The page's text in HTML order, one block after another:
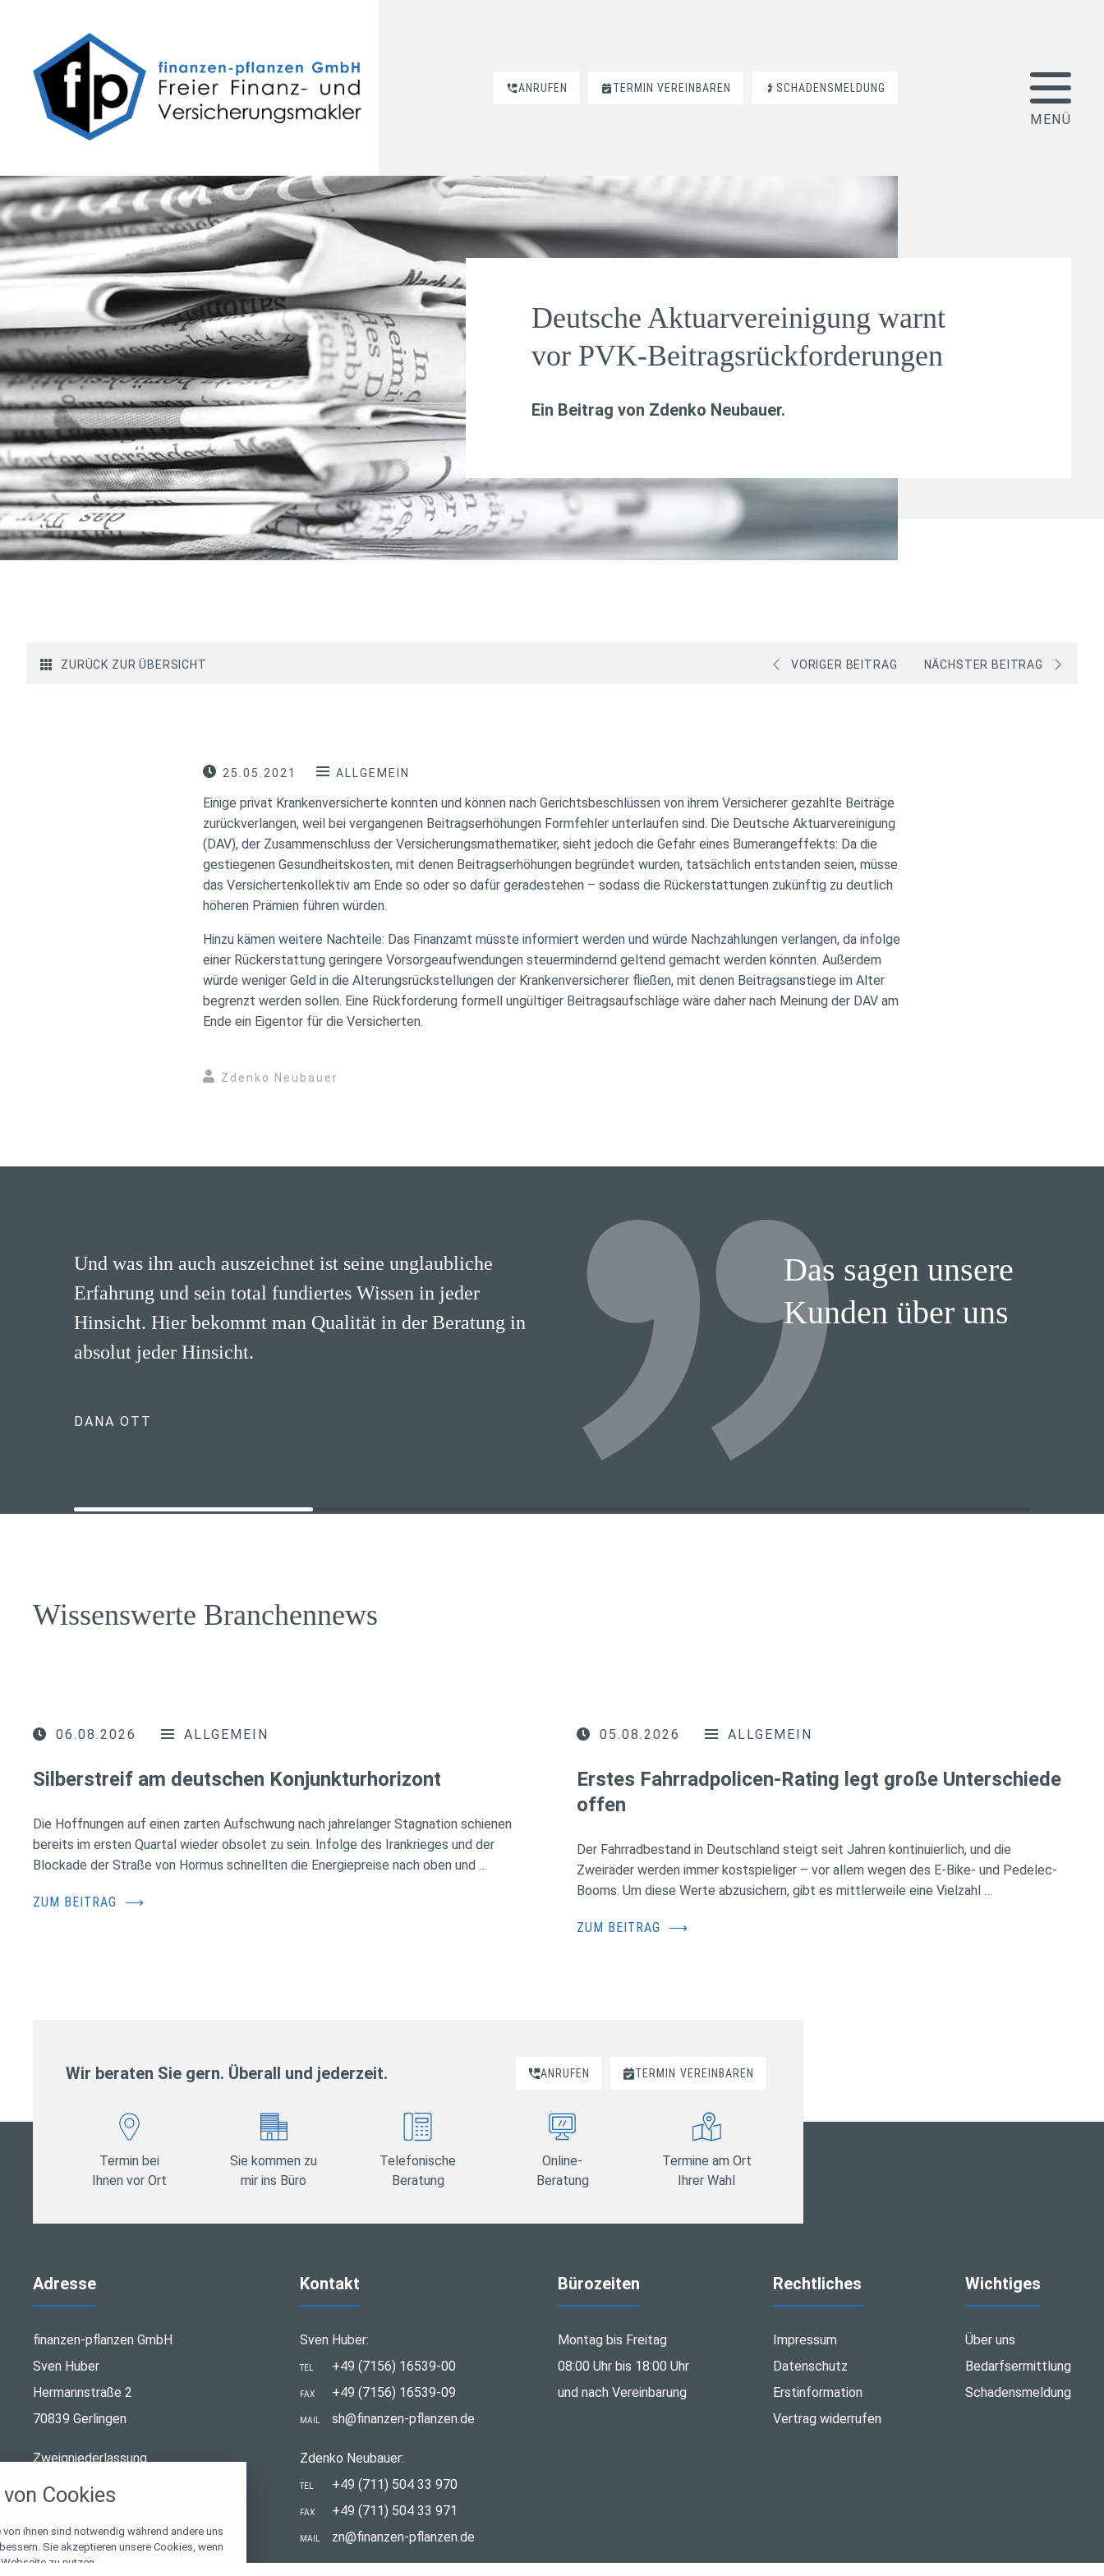
ANRUFEN TERMIN VEREINBAREN SCHADENSMELDUNG
Deutsche Aktuarvereinigung warnt
vor PVK-Beitragsrückforderungen
Ein Beitrag von Zdenko Neubauer.
ZURÜCK ZUR ÜBERSICHT VORIGER BEITRAG NÄCHSTER BEITRAG
25.05.2021 ALLGEMEIN
Einige privat Krankenversicherte konnten und können nach Gerichtsbeschlüssen von ihrem Versicherer gezahlte Beiträge
zurückverlangen, weil bei vergangenen Beitragserhöhungen Formfehler unterlaufen sind. Die Deutsche Aktuarvereinigung
(DAV), der Zusammenschluss der Versicherungsmathematiker, sieht jedoch die Gefahr eines Bumerangeffekts: Da die
gestiegenen Gesundheitskosten, mit denen Beitragserhöhungen begründet wurden, tatsächlich entstanden seien, müsse
das Versichertenkollektiv am Ende so oder so dafür geradestehen – sodass die Rückerstattungen zukünftig zu deutlich
höheren Prämien führen würden.
Hinzu kämen weitere Nachteile: Das Finanzamt müsste informiert werden und würde Nachzahlungen verlangen, da infolge
einer Rückerstattung geringere Vorsorgeaufwendungen steuermindernd geltend gemacht werden könnten. Außerdem
würde weniger Geld in die Alterungsrückstellungen der Krankenversicherer fließen, mit denen Beitragsanstiege im Alter
begrenzt werden sollen. Eine Rückforderung formell ungültiger Beitragsaufschläge wäre daher nach Meinung der DAV am
Ende ein Eigentor für die Versicherten.
Zdenko Neubauer
Das sagen unsere
Kunden über uns
Und was ihn auch auszeichnet ist seine unglaubliche
Erfahrung und sein total fundiertes Wissen in jeder
Hinsicht. Hier bekommt man Qualität in der Beratung in
absolut jeder Hinsicht.
DANA OTT
Wissenswerte Branchennews
06.08.2026 ALLGEMEIN
Silberstreif am deutschen Konjunkturhorizont
Die Hoffnungen auf einen zarten Aufschwung nach jahrelanger Stagnation schienen
bereits im ersten Quartal wieder obsolet zu sein. Infolge des Irankrieges und der
Blockade der Straße von Hormus schnellten die Energiepreise nach oben und …
ZUM BEITRAG ⟶
05.08.2026 ALLGEMEIN
Erstes Fahrradpolicen-Rating legt große Unterschiede
offen
Der Fahrradbestand in Deutschland steigt seit Jahren kontinuierlich, und die
Zweiräder werden immer kostspieliger – vor allem wegen des E-Bike- und Pedelec-
Booms. Um diese Werte abzusichern, gibt es mittlerweile eine Vielzahl …
ZUM BEITRAG ⟶
Wir beraten Sie gern. Überall und jederzeit. ANRUFEN TERMIN VEREINBAREN
Termin bei
Ihnen vor Ort
Sie kommen zu
mir ins Büro
Telefonische
Beratung
Online-
Beratung
Termine am Ort
Ihrer Wahl
Adresse
finanzen-pflanzen GmbH
Sven Huber
Hermannstraße 2
70839 Gerlingen
Zweigniederlassung
Zdenko Neubauer
70771 Leinfelden-Echterdingen
Kontakt
Sven Huber:
TEL +49 (7156) 16539-00
FAX +49 (7156) 16539-09
MAIL sh@finanzen-pflanzen.de
Zdenko Neubauer:
TEL +49 (711) 504 33 970
FAX +49 (711) 504 33 971
MAIL zn@finanzen-pflanzen.de
Bürozeiten
Montag bis Freitag
08:00 Uhr bis 18:00 Uhr
und nach Vereinbarung
Rechtliches
Impressum
Datenschutz
Erstinformation
Vertrag widerrufen
Wichtiges
Über uns
Bedarfsermittlung
Schadensmeldung
Cookies
ihnen sind notwendig während andere uns
Sie akzeptieren unsere Cookies, wenn
zu nutzen.
akzeptieren oder zu blockieren.
Notwendig